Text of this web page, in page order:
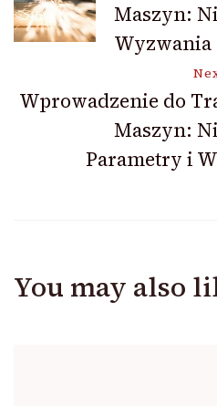
Navigation
Maszyn:
Wyzwania
Wprowadzenie do
Maszyn:
Parametry i
You may also